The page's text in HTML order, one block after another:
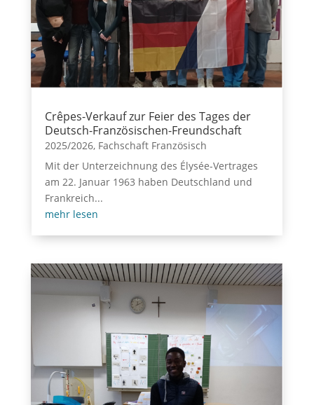
Crêpes-Verkauf zur Feier des Tages der
Deutsch-Französischen-Freundschaft
2025/2026, Fachschaft Französisch
Mit der Unterzeichnung des Élysée-Vertrages
am 22. Januar 1963 haben Deutschland und
Frankreich...
mehr lesen